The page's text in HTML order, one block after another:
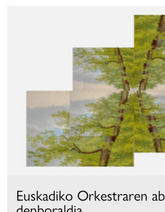
Euskadiko Orkestraren